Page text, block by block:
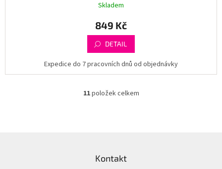
Skladem
849 Kč
DETAIL
Expedice do 7 pracovních dnů od objednávky
O
c
í
11položek celkem
Kontakt